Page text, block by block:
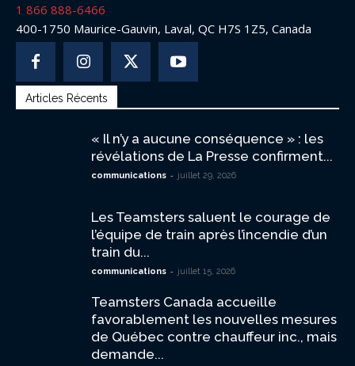
1 866 888-6466
400-1750 Maurice-Gauvin, Laval, QC H7S 1Z5, Canada
Articles Récents
« Il n’y a aucune conséquence » : les
révélations de La Presse confirment...
communications - juillet 29, 2026
Les Teamsters saluent le courage de
l’équipe de train après l’incendie d’un
train du...
communications - juillet 15, 2026
Teamsters Canada accueille
favorablement les nouvelles mesures
de Québec contre chauffeur inc., mais
demande...